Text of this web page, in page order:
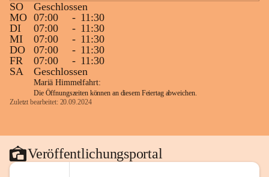
SO
Geschlossen
MO 07:00 - 11:30
DI
07:00 - 11:30
MI
07:00 - 11:30
DO
07:00 - 11:30
FR
07:00 - 11:30
SA
Geschlossen
Mariä Himmelfahrt:
Die Öffnungszeiten können an diesem Feiertag abweichen.
Zuletzt bearbeitet: 20.09.2024
Veröffentlichungsportal